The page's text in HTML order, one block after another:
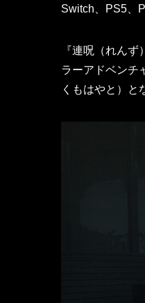
Switch、PS5、
『連呪（れんず
ラーアドベンチ
くもはやと）と